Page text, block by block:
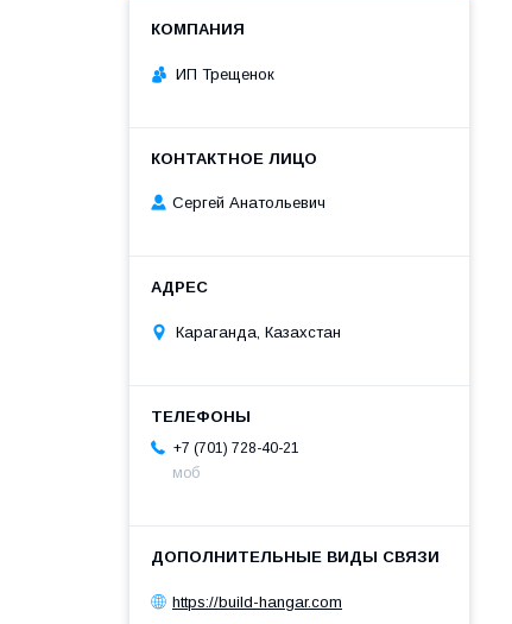
ИП Трещенок
Сергей Анатольевич
Караганда, Казахстан
+7 (701) 728-40-21
моб
https://build-hangar.com